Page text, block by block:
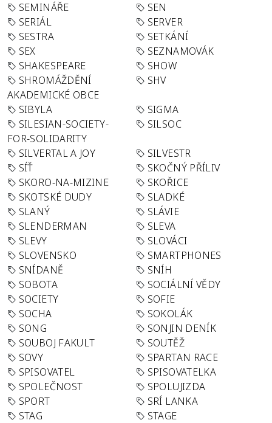
SEMINÁŘE
SEN
SERIÁL
SERVER
SESTRA
SETKÁNÍ
SEX
SEZNAMOVÁK
SHAKESPEARE
SHOW
SHROMÁŽDĚNÍ
AKADEMICKÉ OBCE
SHV
SIBYLA
SIGMA
SILESIAN-SOCIETY-
FOR-SOLIDARITY
SILSOC
SILVERTAL A JOY
SILVESTR
SÍŤ
SKOČNÝ PŘÍLIV
SKORO-NA-MIZINE
SKOŘICE
SKOTSKÉ DUDY
SLADKÉ
SLANÝ
SLÁVIE
SLENDERMAN
SLEVA
SLEVY
SLOVÁCI
SLOVENSKO
SMARTPHONES
SNÍDANĚ
SNÍH
SOBOTA
SOCIÁLNÍ VĚDY
SOCIETY
SOFIE
SOCHA
SOKOLÁK
SONG
SONJIN DENÍK
SOUBOJ FAKULT
SOUTĚŽ
SOVY
SPARTAN RACE
SPISOVATEL
SPISOVATELKA
SPOLEČNOST
SPOLUJIZDA
SPORT
SRÍ LANKA
STAG
STAGE